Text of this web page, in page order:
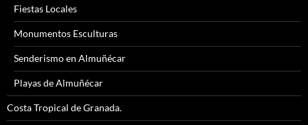
Fiestas Locales
Monumentos Esculturas
Senderismo en Almuñécar
Playas de Almuñécar
Costa Tropical de Granada.